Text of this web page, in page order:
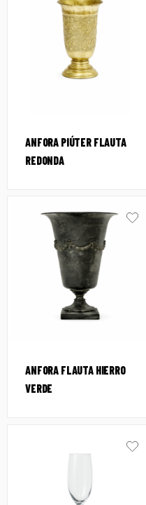
ANFORA PIÚTER FLAUTA
REDONDA
ANFORA FLAUTA HIERRO
VERDE